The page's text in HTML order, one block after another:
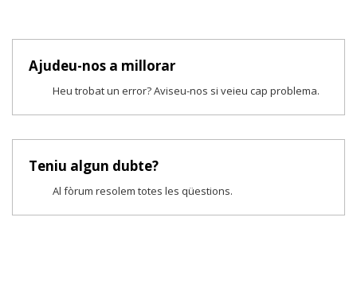
Ajudeu-nos a millorar
Heu trobat un error? Aviseu-nos si veieu cap problema.
Teniu algun dubte?
Al fòrum resolem totes les qüestions.